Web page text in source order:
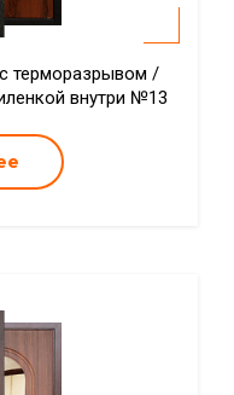
терморазрывом /
внутри №13